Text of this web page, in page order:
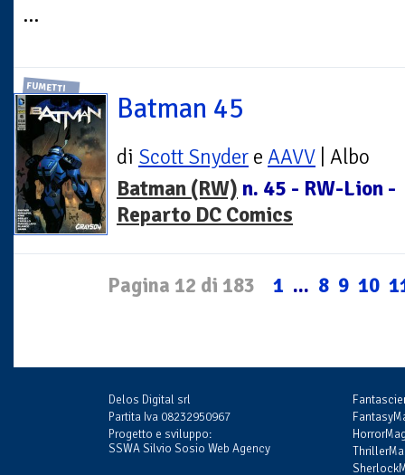
...
FUMETTI
Batman 45
di Scott Snyder e AAVV | Albo
Batman (RW) n. 45 - RW-Lion -
Reparto DC Comics
Pagina 12 di 183 1 ... 8 9 10
Delos Digital srl
Partita Iva 08232950967
Progetto e sviluppo:
SSWA Silvio Sosio Web Agency